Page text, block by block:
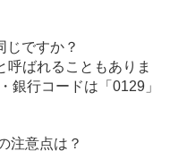
じですか？
呼ばれることもありま
銀行コードは「0129」
注意点は？